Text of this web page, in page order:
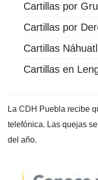
Cartillas por
Cartillas por
Cartillas Náhuatl
Cartillas en
La CDH Puebla recibe
telefónica. Las quejas
del año.